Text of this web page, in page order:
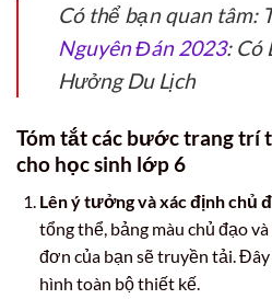
Có thể bạn quan tâm:
Nguyên Đán 2023: Có
Hưởng Du Lịch
Tóm tắt các bước trang trí
cho học sinh lớp 6
Lên ý tưởng và xác định chủ
tổng thể, bảng màu chủ đạo
đơn của bạn sẽ truyền tải.
hình toàn bộ thiết kế.